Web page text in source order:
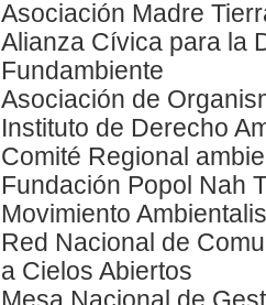
Asociación Madre
Alianza Cívica para la
Fundambiente
Asociación de
Instituto de Derecho
Comité Regional
Fundación Popol Nah
Movimiento
Red Nacional de
a Cielos Abiertos